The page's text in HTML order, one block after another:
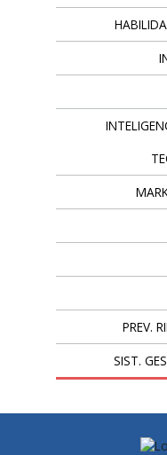
PREV.
SIST.